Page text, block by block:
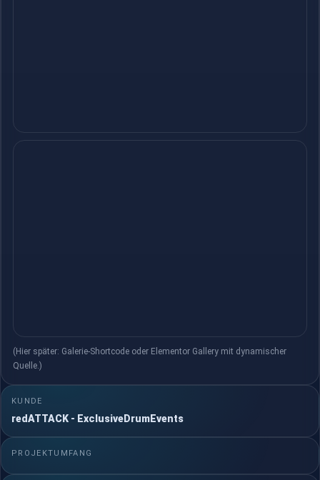
(Hier später: Galerie-Shortcode oder Elementor Gallery mit dynamischer
Quelle.)
KUNDE
redATTACK - ExclusiveDrumEvents
PROJEKTUMFANG